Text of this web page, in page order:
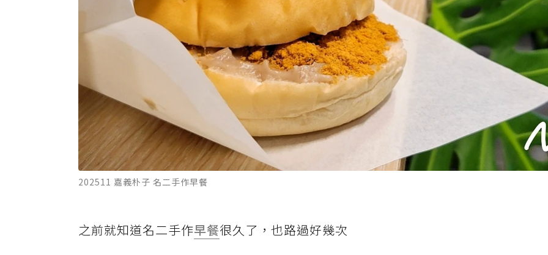
202511 嘉義朴子 名二手作早餐
之前就知道名二手作早餐很久了，也路過好幾次